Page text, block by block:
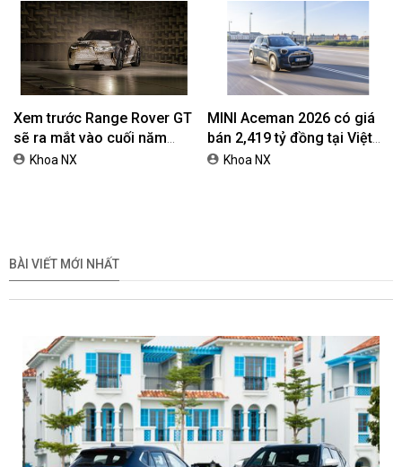
Xem trước Range Rover GT
sẽ ra mắt vào cuối năm
2026Khoa NX
MINI Aceman 2026 có giá
bán 2,419 tỷ đồng tại Việt
NamKhoa NX
BÀI VIẾT MỚI NHẤT